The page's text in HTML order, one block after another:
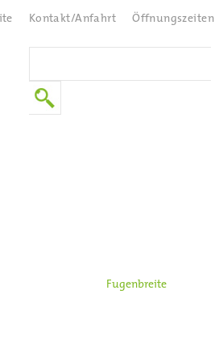
Kontakt/Anfahrt Öffnungszeiten
Fugenbreite